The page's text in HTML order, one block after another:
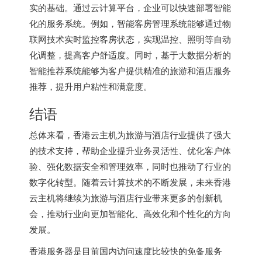
实的基础。通过云计算平台，企业可以快速部署智能
化的服务系统。例如，智能客房管理系统能够通过物
联网技术实时监控客房状态，实现温控、照明等自动
化调整，提高客户舒适度。同时，基于大数据分析的
智能推荐系统能够为客户提供精准的旅游和酒店服务
推荐，提升用户粘性和满意度。
结语
总体来看，香港云主机为旅游与酒店行业提供了强大
的技术支持，帮助企业提升业务灵活性、优化客户体
验、强化数据安全和管理效率，同时也推动了行业的
数字化转型。随着云计算技术的不断发展，未来香港
云主机将继续为旅游与酒店行业带来更多的创新机
会，推动行业向更加智能化、高效化和个性化的方向
发展。
香港服务器是目前国内访问速度比较快的免备服务